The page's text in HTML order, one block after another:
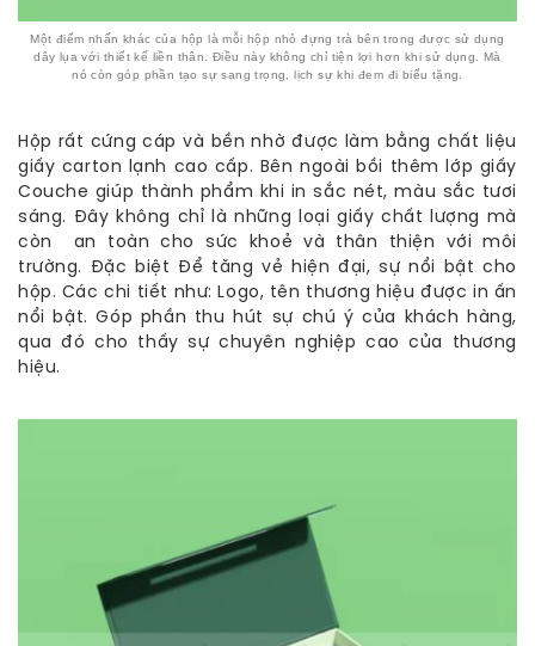
Một điểm nhấn khác của hộp là mỗi hộp nhỏ đựng trà bên trong được sử dụng
dây lụa với thiết kế liền thân. Điều này không chỉ tiện lợi hơn khi sử dụng. Mà
nó còn góp phần tạo sự sang trọng, lịch sự khi đem đi biếu tặng.
Hộp rất cứng cáp và bền nhờ được làm bằng chất liệu
giấy carton lạnh cao cấp. Bên ngoài bồi thêm lớp giấy
Couche giúp thành phẩm khi in sắc nét, màu sắc tươi
sáng. Đây không chỉ là những loại giấy chất lượng mà
còn an toàn cho sức khoẻ và thân thiện với môi
trường. Đặc biệt Để tăng vẻ hiện đại, sự nổi bật cho
hộp. Các chi tiết như: Logo, tên thương hiệu được in ấn
nổi bật. Góp phần thu hút sự chú ý của khách hàng,
qua đó cho thấy sự chuyên nghiệp cao của thương
hiệu.